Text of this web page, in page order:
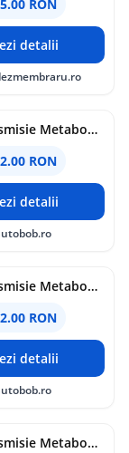
RON
detalii
Ulei transmisie Metabond ATF IID 1L
RON
detalii
Ulei transmisie Metabond GL-4 80W90 1L
RON
detalii
Ulei transmisie Metabond GEAR 75W80 1L